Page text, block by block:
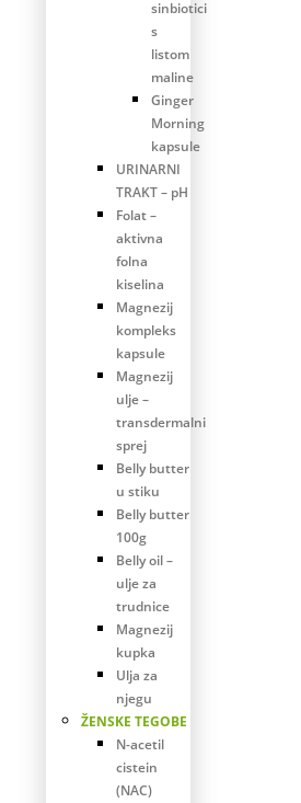
sinbiotici
s
listom
maline
Ginger
Morning
kapsule
URINARNI
TRAKT – pH
Folat –
aktivna
folna
kiselina
Magnezij
kompleks
kapsule
Magnezij
ulje –
transdermalni
sprej
Belly butter
u stiku
Belly butter
100g
Belly oil –
ulje za
trudnice
Magnezij
kupka
Ulja za
njegu
ŽENSKE TEGOBE
N-acetil
cistein
(NAC)